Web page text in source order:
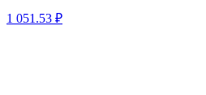
1 051.53 ₽